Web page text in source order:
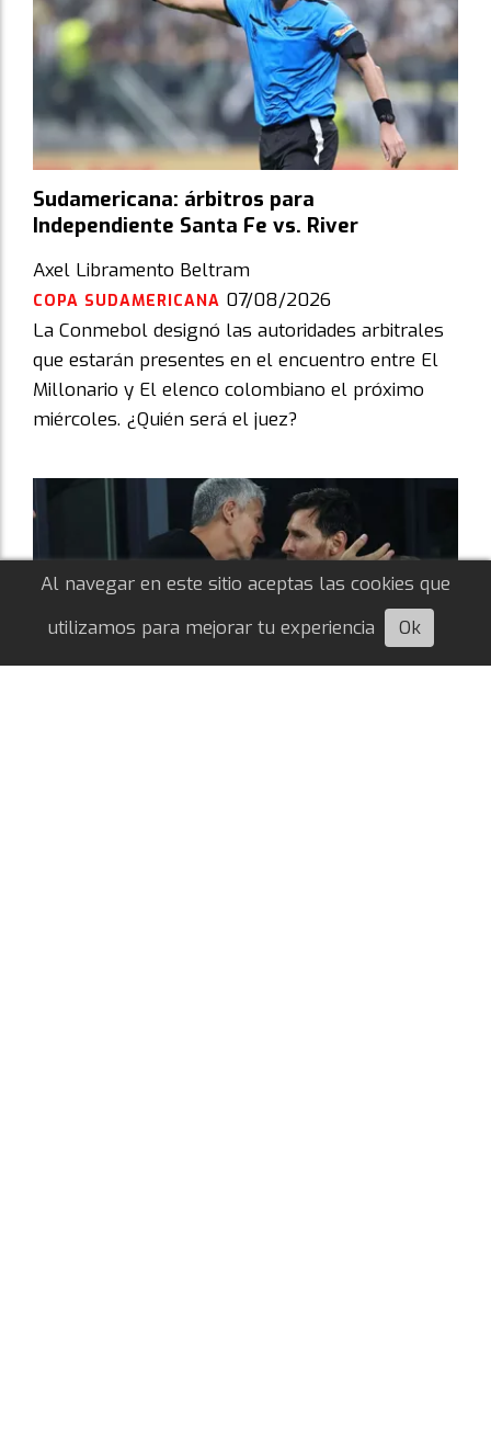
Sudamericana: árbitros para
Independiente Santa Fe vs. River
Axel Libramento Beltram
COPA SUDAMERICANA 07/08/2026
La Conmebol designó las autoridades arbitrales
que estarán presentes en el encuentro entre El
Millonario y El elenco colombiano el próximo
miércoles. ¿Quién será el juez?
Al navegar en este sitio aceptas las cookies que
utilizamos para mejorar tu experiencia
Ok
Escuchá esta nota